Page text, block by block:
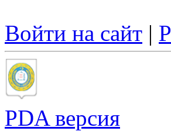
Войти на сайт |
PDA версия